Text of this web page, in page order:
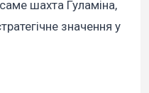
шахта Гуламіна,
значення у